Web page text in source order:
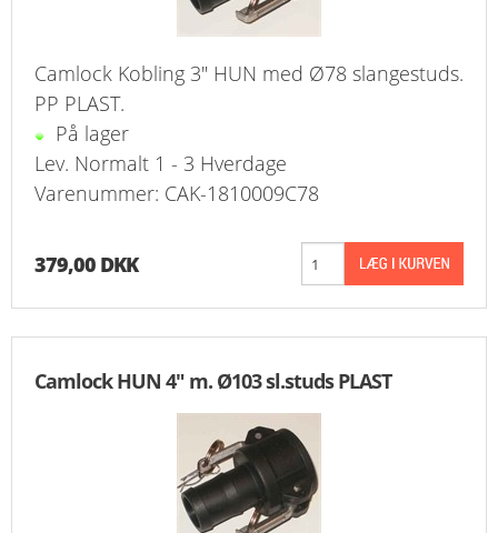
Camlock Kobling 3" HUN med Ø78 slangestuds.
PP PLAST.
På lager
Lev. Normalt 1 - 3 Hverdage
Varenummer: CAK-1810009C78
379,00 DKK
Camlock HUN 4" m. Ø103 sl.studs PLAST